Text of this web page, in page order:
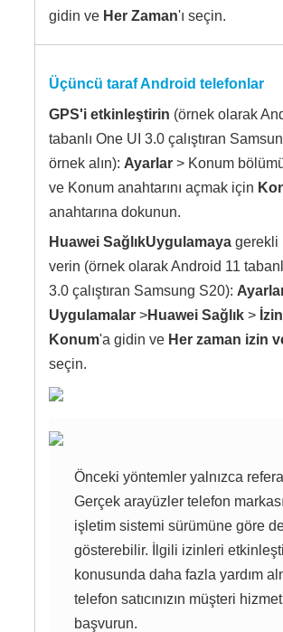
gidin ve Her Zaman'ı seçin.
Üçüncü taraf Android telefonlar
GPS'i etkinleştirin (örnek olarak
tabanlı One UI 3.0 çalıştıran
örnek alın): Ayarlar > Konum
ve Konum anahtarını açmak için
anahtarına dokunun.
Huawei SağlıkUygulamaya gerekli
verin (örnek olarak Android 11
3.0 çalıştıran Samsung S20):
Uygulamalar >Huawei Sağlık >
Konum'a gidin ve Her zaman izin
seçin.
Önceki yöntemler yalnızca
Gerçek arayüzler telefon
işletim sistemi sürümüne göre
gösterebilir. İlgili izinleri
konusunda daha fazla yardım
telefon satıcınızın müşteri
başvurun.